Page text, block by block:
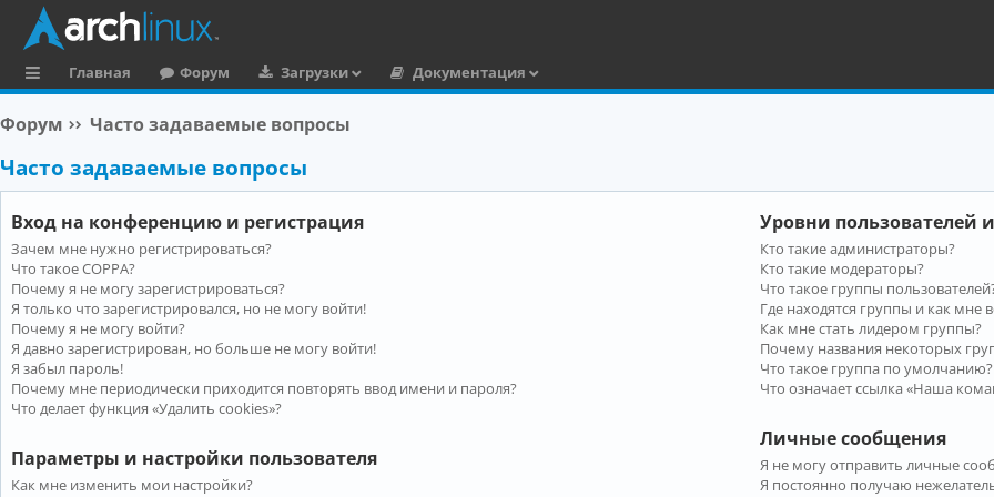
ы
л
Главная Форум Загрузки
Документация
Форум Часто задаваемые вопросы
Часто задаваемые вопросы
Вход на конференцию и регистрация
Зачем мне нужно регистрироваться?
Что такое COPPA?
Почему я не могу зарегистрироваться?
Я только что зарегистрировался, но не могу войти!
Почему я не могу войти?
Я давно зарегистрирован, но больше не могу войти!
Я забыл пароль!
Почему мне периодически приходится повторять ввод имени и пароля?
Что делает функция «Удалить cookies»?
Параметры и настройки пользователя
Как мне изменить мои настройки?
Уровни пользователей
Кто такие администраторы?
Кто такие модераторы?
Что такое группы
Где находятся группы и как мне
Как мне стать лидером группы?
Почему названия некоторых
Что такое группа по умолчанию?
Что означает ссылка «Наша
Личные сообщения
Я не могу отправить личные
Я постоянно получаю